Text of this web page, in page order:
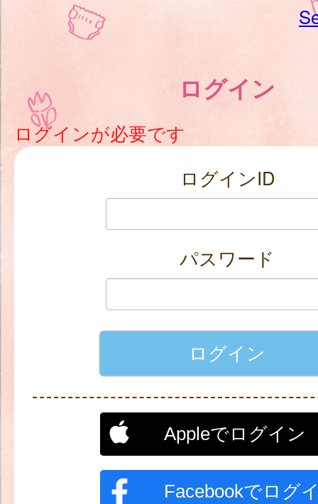
ログイン
ログインが必要です
ログインID
パスワード
Appleでログイン
Facebookでログ